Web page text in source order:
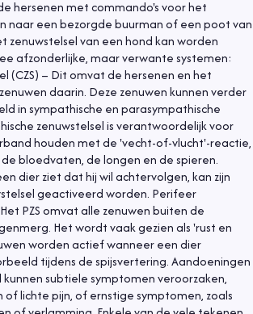
hersenen met commando's voor het
naar een bezorgde buurman of een poot van
zenuwstelsel van een hond kan worden
afzonderlijke, maar verwante systemen:
(CZS) – Dit omvat de hersenen en het
daarin. Deze zenuwen kunnen verder
in sympathische en parasympathische
zenuwstelsel is verantwoordelijk voor
houden met de 'vecht-of-vlucht'-reactie,
bloedvaten, de longen en de spieren.
dier ziet dat hij wil achtervolgen, kan zijn
geactiveerd worden. Perifeer
PZS omvat alle zenuwen buiten de
Het wordt vaak gezien als 'rust en
worden actief wanneer een dier
tijdens de spijsvertering. Aandoeningen
subtiele symptomen veroorzaken,
of lichte pijn, of ernstige symptomen, zoals